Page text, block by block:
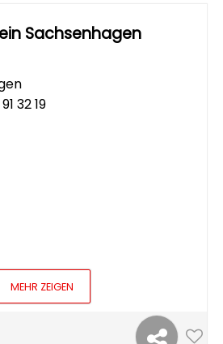
Sachsenhagen
32 19
MEHR ZEIGEN